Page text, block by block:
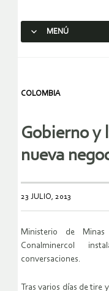
MENÚ
COLOMBIA
Gobierno y
nueva
23 JULIO, 2013
Ministerio de
Conalminercol
conversaciones.
Tras varios días de tire